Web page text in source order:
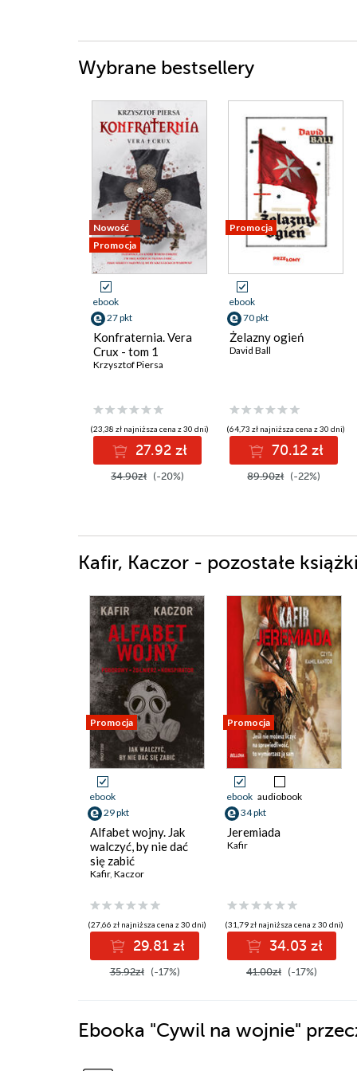
Wybrane bestsellery
Nowość
Promocja
ebook
27 pkt
Konfraternia. Vera
Crux - tom 1
Krzysztof Piersa
(23,38 zł najniższa cena z 30 dni)
27.92 zł
34.90zł (-20%)
Promocja
ebook
70 pkt
Żelazny ogień
David Ball
(64,73 zł najniższa cena z 30 dni)
70.12 zł
89.90zł (-22%)
Kafir, Kaczor - pozostałe książki
Promocja
ebook
29 pkt
Alfabet wojny. Jak
walczyć, by nie dać
się zabić
Kafir, Kaczor
(27,66 zł najniższa cena z 30 dni)
29.81 zł
35.92zł (-17%)
Promocja
ebook audiobook
34 pkt
Jeremiada
Kafir
(31,79 zł najniższa cena z 30 dni)
34.03 zł
41.00zł (-17%)
Ebooka "Cywil na wojnie"